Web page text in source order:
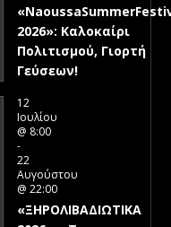
2026»: Καλοκαίρι
Πολιτισμού, Γιορτή
Γεύσεων!
12
Ιουλίου
@ 8:00
-
22
Αυγούστου
@ 22:00
«ΞΗΡΟΛΙΒΑΔΙΩΤΙΚΑ